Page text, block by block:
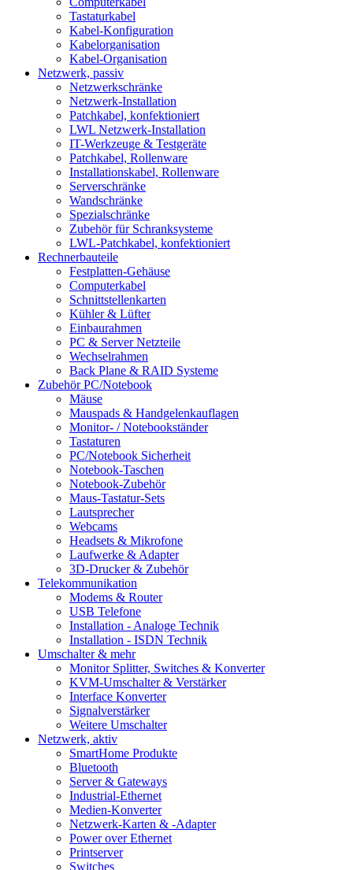
Tastaturkabel
Kabel-Konfiguration
Kabelorganisation
Kabel-Organisation
Netzwerk, passiv
Netzwerkschränke
Netzwerk-Installation
Patchkabel, konfektioniert
LWL Netzwerk-Installation
IT-Werkzeuge & Testgeräte
Patchkabel, Rollenware
Installationskabel, Rollenware
Serverschränke
Wandschränke
Spezialschränke
Zubehör für Schranksysteme
LWL-Patchkabel, konfektioniert
Rechnerbauteile
Festplatten-Gehäuse
Computerkabel
Schnittstellenkarten
Kühler & Lüfter
Einbaurahmen
PC & Server Netzteile
Wechselrahmen
Back Plane & RAID Systeme
Zubehör PC/Notebook
Mäuse
Mauspads & Handgelenkauflagen
Monitor- / Notebookständer
Tastaturen
PC/Notebook Sicherheit
Notebook-Taschen
Notebook-Zubehör
Maus-Tastatur-Sets
Lautsprecher
Webcams
Headsets & Mikrofone
Laufwerke & Adapter
3D-Drucker & Zubehör
Telekommunikation
Modems & Router
USB Telefone
Installation - Analoge Technik
Installation - ISDN Technik
Umschalter & mehr
Monitor Splitter, Switches & Konverter
KVM-Umschalter & Verstärker
Interface Konverter
Signalverstärker
Weitere Umschalter
Netzwerk, aktiv
SmartHome Produkte
Bluetooth
Server & Gateways
Industrial-Ethernet
Medien-Konverter
Netzwerk-Karten & -Adapter
Power over Ethernet
Printserver
Switches